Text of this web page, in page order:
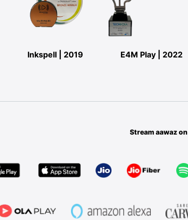
Inkspell | 2019 E4M Play | 2022
Stream aawaz on